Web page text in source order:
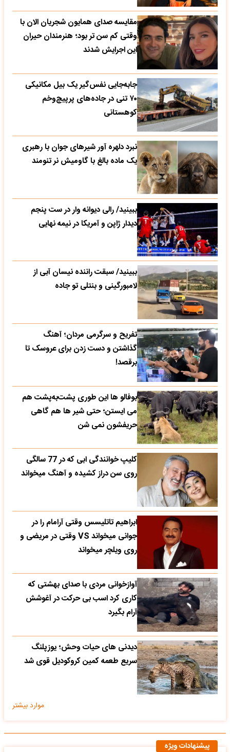
مقایسه صدای همایون شجریان الان با
وقتی کم سن تر بود؛ هنرمندان حیران
این اجرایش شدند
جابه‌جایی نفس‌گیر یک بیل مکانیکی
۷۰ تنی در جاده‌های پرپیچ‌وخم
کوهستانی
نبرد دلهره آور شیرهای جوان با رهبری
یک ماده بالغ با گاومیش نر تنومند
ببینید/ رالی دیوانه وار در ست پنجم
دیدار ژاپن و آمریکا در نیمه نهایی
ببینید/ سبقت راننده نیسان آبی از
لامبورگینی و بنتلی تو جاده
تفریح و سرگرمی مردان؛ آهنگ
گذاشتن و دست زدن برای عروسک تا
برقصد!
بوفالو ها این‌ طوری پشت‌به‌پشت هم
می‌ ایستن؛ حتی شیر ها هم گاهی
حریفشون نمی‌ شن
کلیپ خوانندگی ابی که در 77 سالگی
روی سن دراز کشیده و آهنگ میخواند
ابراهیم تاتلیسس وقتی آرامام را در
جوانی میخواند VS وقتی در مریضی و
روی ویلچر میخواند
آوازخوانی مردی با صدای بهشتی که
کاری کرد اسب بی حرکت در آغوشش
آرام بگیرد
دیدنی های حیات وحش؛ یوزپلنگ
سریع طعمه کمین کروکودیل قوی شد
موارد بیشتر
پیشنهادات ویژه